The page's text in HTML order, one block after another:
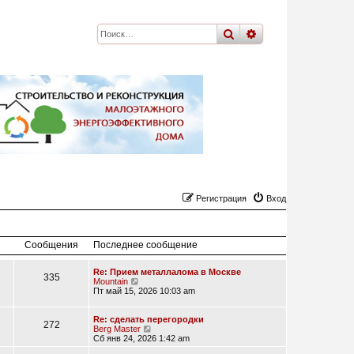
поискрасширенный
Вход
Регистрация
Сообщения Последнее сообщение
335
Re: Прием металлалома в Москве
Mountain
е
й
т
и
Пт май 15, 2026 10:03 am
272
Re: сделать перегородки
Berg Master
е
Сб янв 24, 2026 1:42 am